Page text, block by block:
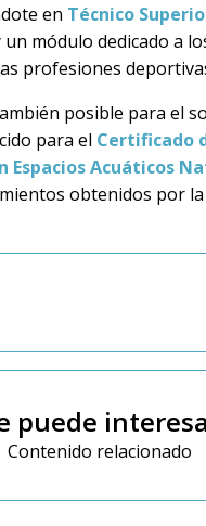
en Técnico
módulo dedicado a
profesiones
posible para el
para el Certificado
Espacios Acuáticos
obtenidos por
puede
Contenido relacionado